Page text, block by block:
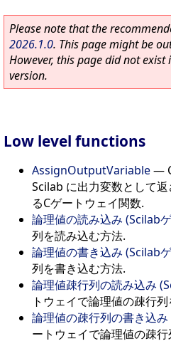
Please note that the
2026.1.0. This page might be
However, this page did not exist
version.
Low level functions
AssignOutputVariable—
Scilab に出力変数として
るCゲートウェイ関数.
論理値の読み込み (Scilab
列を読み込む方法.
論理値の書き込み (Scilab
列を書き込む方法.
論理値疎行列の読み込み
トウェイで論理値の疎行
論理値の疎行列の書き込
ートウェイで論理値の疎